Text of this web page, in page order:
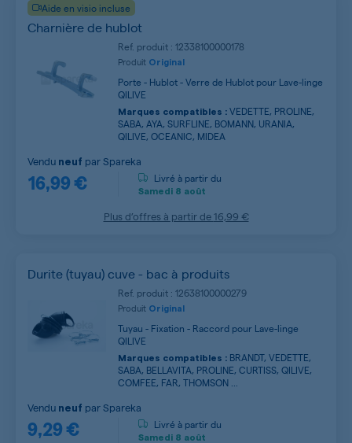
Aide en visio incluse
Charnière de hublot
Ref. produit : 12338100000178
Produit Original
Porte - Hublot - Verre de Hublot pour Lave-linge
QILIVE
Marques compatibles : VEDETTE, PROLINE,
SABA, AYA, SURFLINE, BOMANN, URANIA,
QILIVE, OCEANIC, MIDEA
16,99 €
Vendu neuf parSpareka
Livré à partir du
Samedi 8 août
Plus d’offres à partir de16,99 €
Durite (tuyau) cuve - bac à produits
Ref. produit : 12638100000279
Produit Original
Tuyau - Fixation - Raccord pour Lave-linge
QILIVE
Marques compatibles : BRANDT, VEDETTE,
SABA, BELLAVITA, PROLINE, CURTISS, QILIVE,
COMFEE, FAR, THOMSON ...
9,29 €
Vendu neuf parSpareka
Livré à partir du
Samedi 8 août